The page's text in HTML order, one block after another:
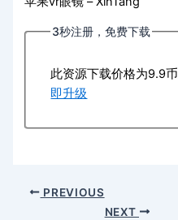
3秒注册，免费下载
此资源下载价格为9.9币
即升级
PREVIOUS
NEXT